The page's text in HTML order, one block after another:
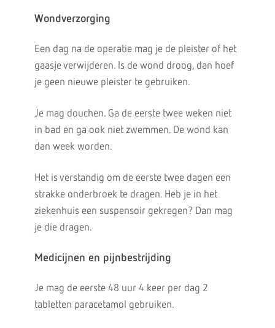
Wondverzorging
Een dag na de operatie mag je de pleister of het
gaasje verwijderen. Is de wond droog, dan hoef
je geen nieuwe pleister te gebruiken.
Je mag douchen. Ga de eerste twee weken niet
in bad en ga ook niet zwemmen. De wond kan
dan week worden.
Het is verstandig om de eerste twee dagen een
strakke onderbroek te dragen. Heb je in het
ziekenhuis een suspensoir gekregen? Dan mag
je die dragen.
Medicijnen en pijnbestrijding
Je mag de eerste 48 uur 4 keer per dag 2
tabletten paracetamol gebruiken.